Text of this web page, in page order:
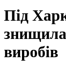
Під
виробів